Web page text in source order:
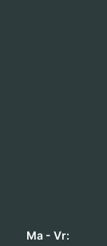
Ma - Vr: